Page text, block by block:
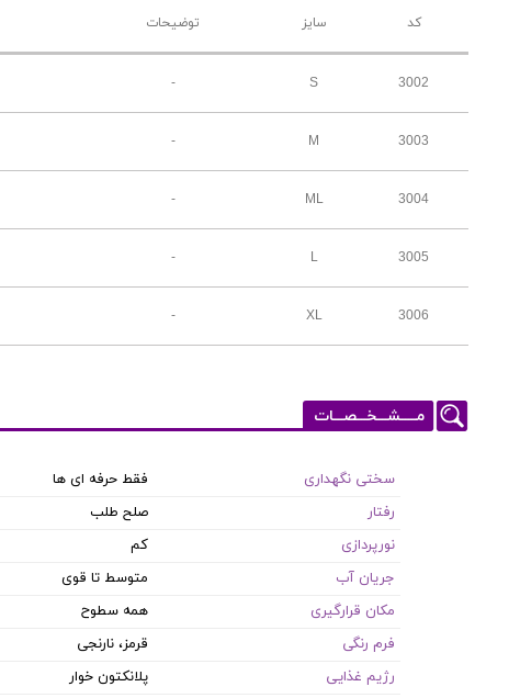
کد سایز توضیحات
3002
S
-
3003
M
-
3004
ML
-
3005
L
-
3006
XL
-
مـــــشـــخـــصـــات
سختی نگهداری
فقط حرفه ای ها
رفتار
صلح طلب
نورپردازی
کم
جریان آب
متوسط تا قوی
مکان قرارگیری
همه سطوح
فرم رنگی
قرمز، نارنجی
رژیم غذایی
پلانکتون خوار